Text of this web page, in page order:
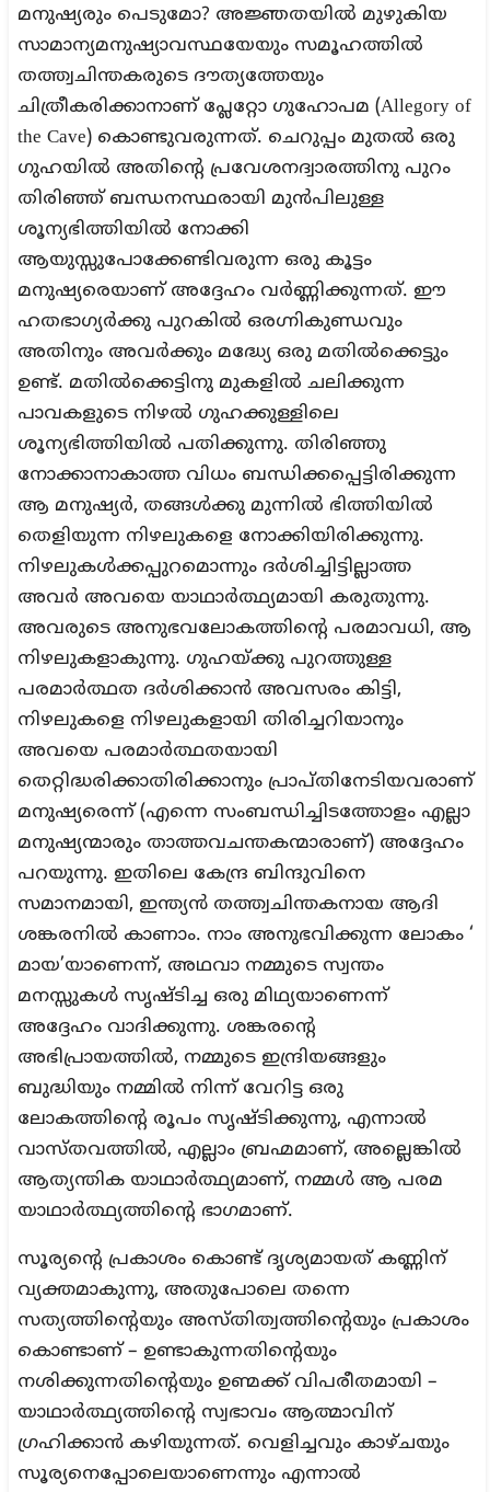
മനുഷ്യരും പെടുമോ? അജ്ഞതയിൽ മുഴുകിയ
സാമാന്യമനുഷ്യാവസ്ഥയേയും സമൂഹത്തിൽ
തത്ത്വചിന്തകരുടെ ദൗത്യത്തേയും
ചിത്രീകരിക്കാനാണ് പ്ലേറ്റോ ഗുഹോപമ (Allegory of
the Cave) കൊണ്ടുവരുന്നത്. ചെറുപ്പം മുതൽ ഒരു
ഗുഹയിൽ അതിന്റെ പ്രവേശനദ്വാരത്തിനു പുറം
തിരിഞ്ഞ് ബന്ധനസ്ഥരായി മുൻപിലുള്ള
ശൂന്യഭിത്തിയിൽ നോക്കി
ആയുസ്സുപോക്കേണ്ടിവരുന്ന ഒരു കൂട്ടം
മനുഷ്യരെയാണ് അദ്ദേഹം വർണ്ണിക്കുന്നത്. ഈ
ഹതഭാഗ്യർക്കു പുറകിൽ ഒരഗ്നികുണ്ഡവും
അതിനും അവർക്കും മദ്ധ്യേ ഒരു മതിൽക്കെട്ടും
ഉണ്ട്. മതിൽക്കെട്ടിനു മുകളിൽ ചലിക്കുന്ന
പാവകളുടെ നിഴൽ ഗുഹക്കുള്ളിലെ
ശൂന്യഭിത്തിയിൽ പതിക്കുന്നു. തിരിഞ്ഞു
നോക്കാനാകാത്ത വിധം ബന്ധിക്കപ്പെട്ടിരിക്കുന്ന
ആ മനുഷ്യർ, തങ്ങൾക്കു മുന്നിൽ ഭിത്തിയിൽ
തെളിയുന്ന നിഴലുകളെ നോക്കിയിരിക്കുന്നു.
നിഴലുകൾക്കപ്പുറമൊന്നും ദർശിച്ചിട്ടില്ലാത്ത
അവർ അവയെ യാഥാർത്ഥ്യമായി കരുതുന്നു.
അവരുടെ അനുഭവലോകത്തിന്റെ പരമാവധി, ആ
നിഴലുകളാകുന്നു. ഗുഹയ്ക്കു പുറത്തുള്ള
പരമാർത്ഥത ദർശിക്കാൻ അവസരം കിട്ടി,
നിഴലുകളെ നിഴലുകളായി തിരിച്ചറിയാനും
അവയെ പരമാർത്ഥതയായി
തെറ്റിദ്ധരിക്കാതിരിക്കാനും പ്രാപ്തിനേടിയവരാണ്
മനുഷ്യരെന്ന് (എന്നെ സംബന്ധിച്ചിടത്തോളം എല്ലാ
മനുഷ്യന്മാരും താത്തവചന്തകന്മാരാണ്) അദ്ദേഹം
പറയുന്നു. ഇതിലെ കേന്ദ്ര ബിന്ദുവിനെ
സമാനമായി, ഇന്ത്യൻ തത്ത്വചിന്തകനായ ആദി
ശങ്കരനിൽ കാണാം. നാം അനുഭവിക്കുന്ന ലോകം ‘
മായ’യാണെന്ന്, അഥവാ നമ്മുടെ സ്വന്തം
മനസ്സുകൾ സൃഷ്ടിച്ച ഒരു മിഥ്യയാണെന്ന്
അദ്ദേഹം വാദിക്കുന്നു. ശങ്കരന്റെ
അഭിപ്രായത്തിൽ, നമ്മുടെ ഇന്ദ്രിയങ്ങളും
ബുദ്ധിയും നമ്മിൽ നിന്ന് വേറിട്ട ഒരു
ലോകത്തിന്റെ രൂപം സൃഷ്ടിക്കുന്നു, എന്നാൽ
വാസ്തവത്തിൽ, എല്ലാം ബ്രഹ്മമാണ്, അല്ലെങ്കിൽ
ആത്യന്തിക യാഥാർത്ഥ്യമാണ്, നമ്മൾ ആ പരമ
യാഥാർത്ഥ്യത്തിന്റെ ഭാഗമാണ്.
സൂര്യന്റെ പ്രകാശം കൊണ്ട് ദൃശ്യമായത് കണ്ണിന്
വ്യക്തമാകുന്നു, അതുപോലെ തന്നെ
സത്യത്തിന്റെയും അസ്തിത്വത്തിന്റെയും പ്രകാശം
കൊണ്ടാണ് – ഉണ്ടാകുന്നതിന്റെയും
നശിക്കുന്നതിന്റെയും ഉണ്മക്ക് വിപരീതമായി –
യാഥാർത്ഥ്യത്തിന്റെ സ്വഭാവം ആത്മാവിന്
ഗ്രഹിക്കാൻ കഴിയുന്നത്. വെളിച്ചവും കാഴ്ചയും
സൂര്യനെപ്പോലെയാണെന്നും എന്നാൽ